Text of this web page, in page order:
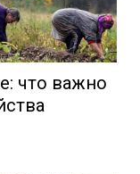
что важно